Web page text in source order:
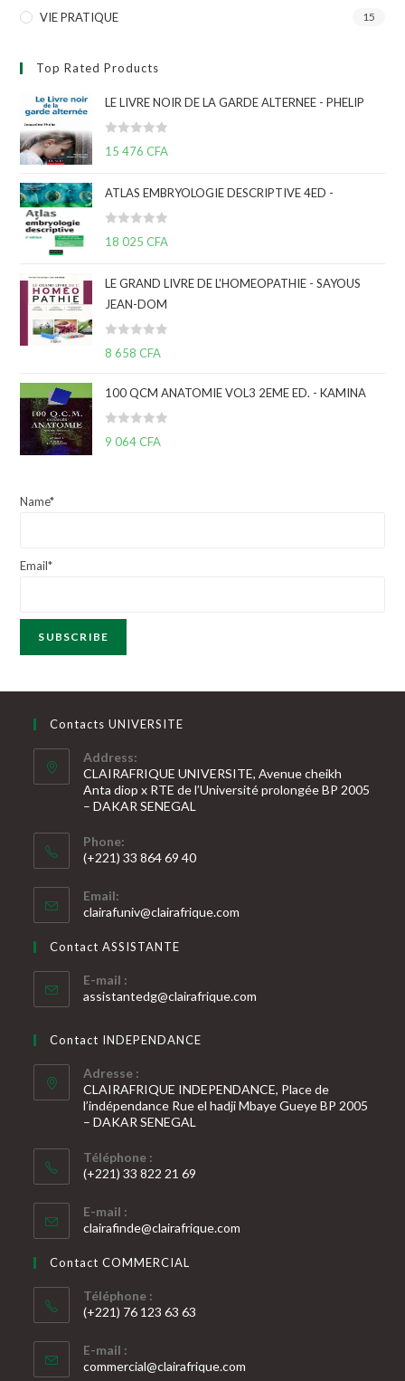
VIE PRATIQUE 15
Top Rated Products
LE LIVRE NOIR DE LA GARDE ALTERNEE - PHELIP
N
0
s
r
15 476CFA
ATLAS EMBRYOLOGIE DESCRIPTIVE 4ED -
N
0
s
u
5
18 025CFA
LE GRAND LIVRE DE L'HOMEOPATHIE - SAYOUS
JEAN-DOM
N
0
s
8 658CFA
100 QCM ANATOMIE VOL3 2EME ED. - KAMINA
N
9 064CFA
Name*
Email*
Contacts UNIVERSITE
Address:
CLAIRAFRIQUE UNIVERSITE, Avenue cheikh
Anta diop x RTE de l’Université prolongée BP 2005
– DAKAR SENEGAL
Phone:
(+221) 33 864 69 40
dans
votre
application
Email:
clairafuniv@clairafrique.com
Contact ASSISTANTE
E-mail :
assistantedg@clairafrique.com
Contact INDEPENDANCE
Adresse :
CLAIRAFRIQUE INDEPENDANCE, Place de
l’indépendance Rue el hadji Mbaye Gueye BP 2005
– DAKAR SENEGAL
Téléphone :
(+221) 33 822 21 69
dans
votre
application
E-mail :
clairafinde@clairafrique.com
Contact COMMERCIAL
Téléphone :
(+221) 76 123 63 63
dans
votre
E-mail :
commercial@clairafrique.com